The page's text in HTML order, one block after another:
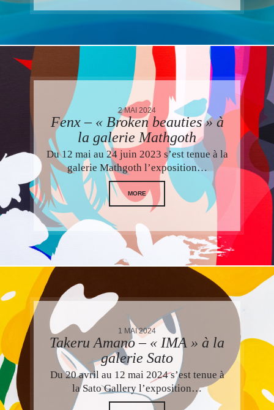
2 MAI 2024
Fenx – « Broken beauties » à
la galerie Mathgoth
Du 12 mai au 24 juin 2023 s’est tenue à la
galerie Mathgoth l’exposition…
MORE
1 MAI 2024
Takeru Amano – « IMA » à la
galerie Sato
Du 20 avril au 12 mai 2024 s’est tenue à
la Sato Gallery l’exposition…